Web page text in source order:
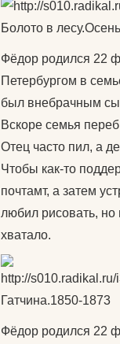
Болото в
Фёдор родился 22
Петербургом в
был внебрачным
Вскоре семья
Отец часто пил, а
Чтобы как-то
почтамт, а затем
любил рисовать, но
хватало.
Гатчина.1850-1873
Фёдор родился 22